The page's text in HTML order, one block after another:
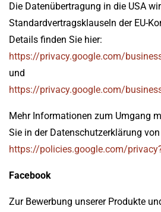
Die Datenübertragung in die USA
Standardvertragsklauseln der EU-
Details finden Sie hier:
https://privacy.google.com/
und
https://privacy.google.com/
Mehr Informationen zum Umgang
Sie in der Datenschutzerklärung
https://policies.google.com/
Facebook
Zur Bewerbung unserer Produkte